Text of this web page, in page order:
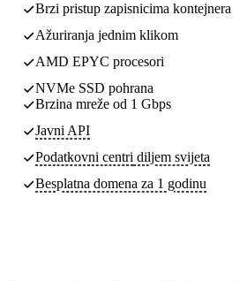
Brzi pristup zapisnicima kontejnera
Ažuriranja jednim klikom
AMD EPYC procesori
NVMe SSD pohrana
Brzina mreže od 1 Gbps
Javni API
Podatkovni centri diljem svijeta
Besplatna domena za 1 godinu